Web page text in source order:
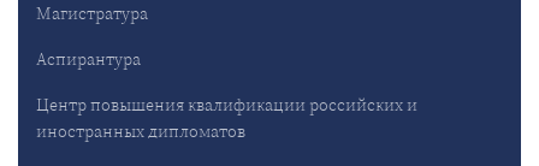
Магистратура
Аспирантура
Центр повышения квалификации российских и
иностранных дипломатов